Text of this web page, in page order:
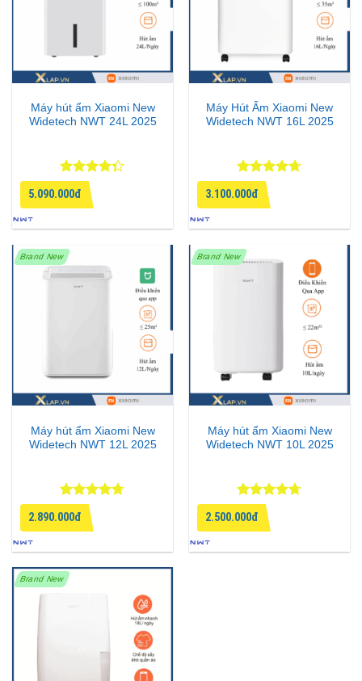
Máy hút ẩm Xiaomi New
Widetech NWT 24L 2025
Được xếp
hạng4.33
5 sao
5.090.000đ
Máy Hút Ẩm Xiaomi New
Widetech NWT 16L 2025
Được xếp
hạng4.67
5 sao
3.100.000đ
Brand New
Máy hút ẩm Xiaomi New
Widetech NWT 12L 2025
Được xếp
hạng4.67
5 sao
2.890.000đ
Brand New
Máy hút ẩm Xiaomi New
Widetech NWT 10L 2025
Được xếp
hạng4.67
5 sao
2.500.000đ
Brand New